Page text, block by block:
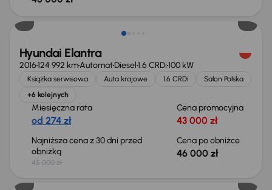
Hyundai Elantra
2016124 992 kmAutomatDiesel1.6 CRDi100 kW
Książka serwisowa Auta krajowe 1.6 CRDi
Salon Polska
+6 kolejnych
Miesięczna rata
od 274 zł
Cena promocyjna
43 000 zł
Najniższa cena z 30 dni przed
obniżką
45 000 zł
Cena po obniżce
46 000 zł